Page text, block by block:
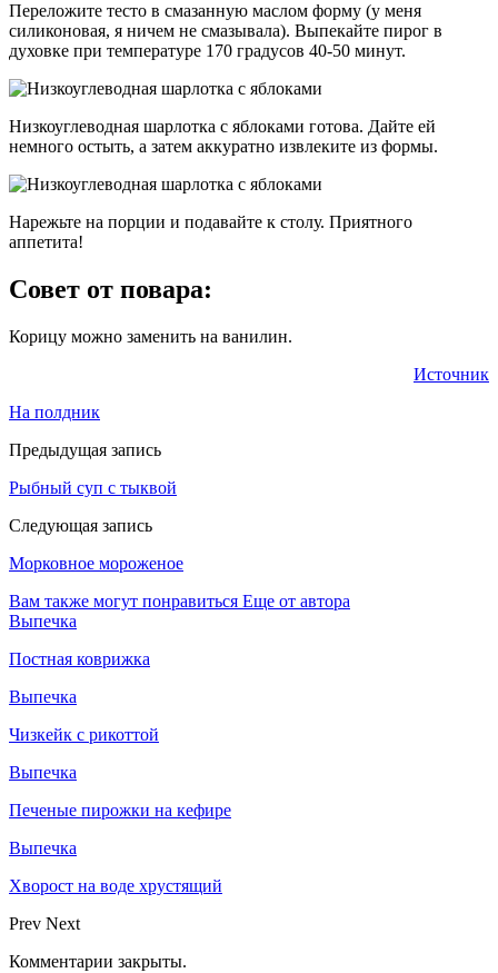
Переложите тесто в смазанную маслом форму (у меня
силиконовая, я ничем не смазывала). Выпекайте пирог в
духовке при температуре 170 градусов 40-50 минут.
Низкоуглеводная шарлотка с яблоками готова. Дайте ей
немного остыть, а затем аккуратно извлеките из формы.
Нарежьте на порции и подавайте к столу. Приятного
аппетита!
Совет от повара:
Корицу можно заменить на ванилин.
Источник
На полдник
Предыдущая запись
Рыбный суп с тыквой
Следующая запись
Морковное мороженое
Вам также могут понравиться Еще от автора
Выпечка
Постная коврижка
Выпечка
Чизкейк с рикоттой
Выпечка
Печеные пирожки на кефире
Выпечка
Хворост на воде хрустящий
Prev Next
Комментарии закрыты.